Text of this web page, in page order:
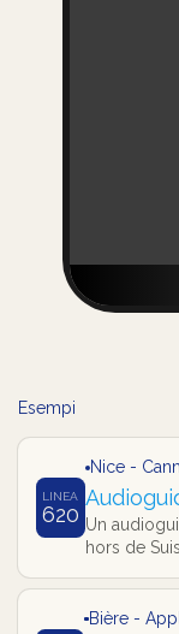
Esempi
LINEA
620
Nice -
Un
hors de
Bière -